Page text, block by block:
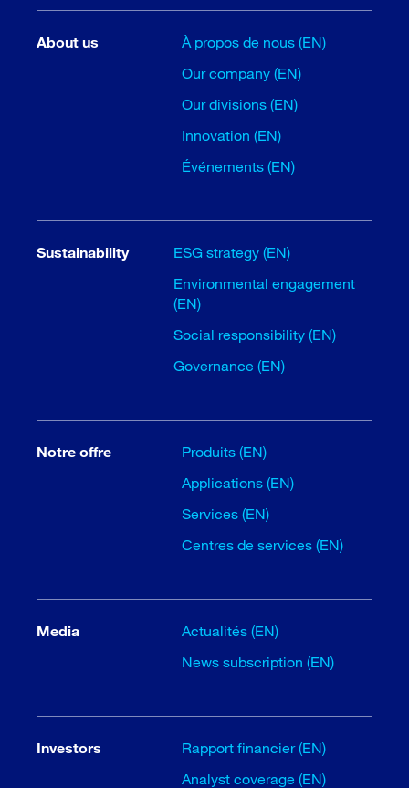
About us
À propos de nous (EN)
Our company (EN)
Our divisions (EN)
Innovation (EN)
Événements (EN)
Sustainability
ESG strategy (EN)
Environmental engagement
(EN)
Social responsibility (EN)
Governance (EN)
Notre offre
Produits (EN)
Applications (EN)
Services (EN)
Centres de services (EN)
Media
Actualités (EN)
News subscription (EN)
Investors
Rapport financier (EN)
Analyst coverage (EN)